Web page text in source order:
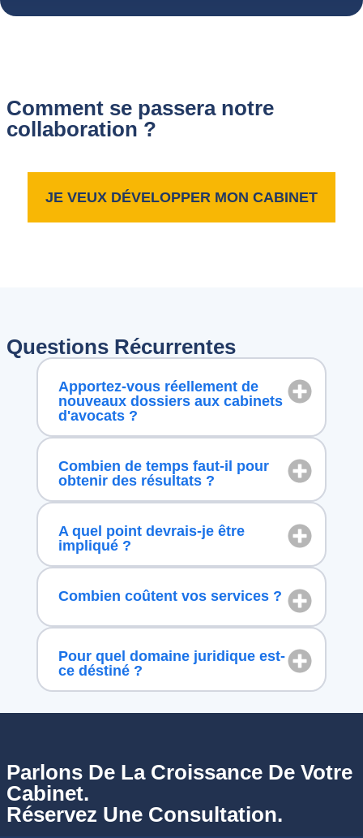
Comment se passera notre
collaboration ?
JE VEUX DÉVELOPPER MON CABINET
Questions Récurrentes
Apportez-vous réellement de
nouveaux dossiers aux cabinets
d'avocats ?
Combien de temps faut-il pour
obtenir des résultats ?
A quel point devrais-je être
impliqué ?
Combien coûtent vos services ?
Pour quel domaine juridique est-
ce déstiné ?
Parlons De La Croissance De Votre
Cabinet.
Réservez Une Consultation.